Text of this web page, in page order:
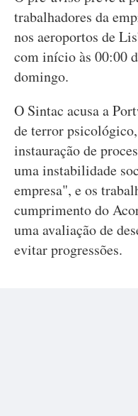
trabalhadores da
nos aeroportos de
com início às 00:00
domingo.
O Sintac acusa a
de terror
instauração de
uma instabilidade
empresa", e os
cumprimento do
uma avaliação de
evitar progressões.